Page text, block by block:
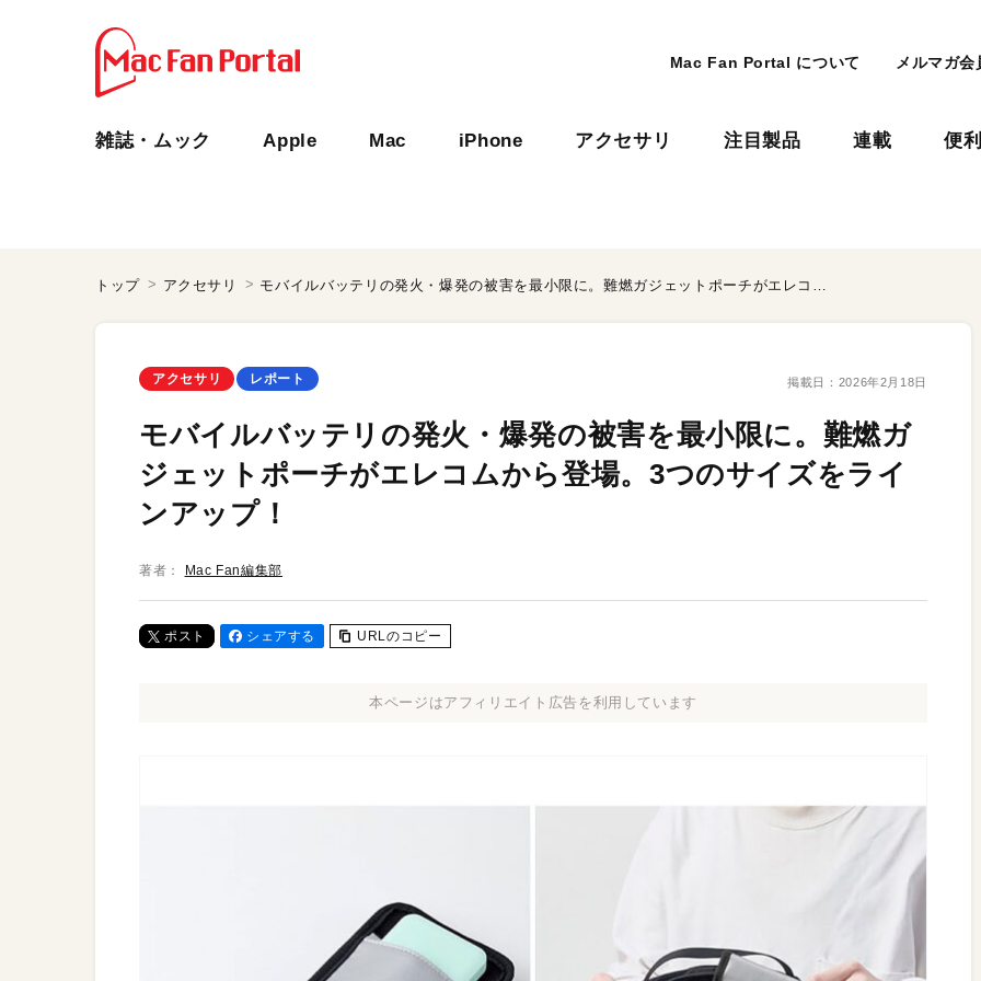
Mac Fan Portal について メルマガ会
雑誌・ムック Apple Mac iPhone アクセサリ 注目製品 連載 便
トップ アクセサリ モバイルバッテリの発火・爆発の被害を最小限に。難燃ガジェットポーチがエレコムから登場。3つのサイズをラインアップ！
アクセサリ レポート 掲載日： 2026年2月18日
モバイルバッテリの発火・爆発の被害を最小限に。難燃ガ
ジェットポーチがエレコムから登場。3つのサイズをライ
ンアップ！
著者： Mac Fan編集部
ポスト シェアする URLのコピー
本ページはアフィリエイト広告を利用しています